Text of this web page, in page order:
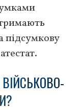
підсумкову